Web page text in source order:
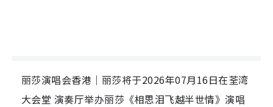
丽莎演唱会香港｜丽莎将于2026年07月16日在荃湾
大会堂 演奏厅举办丽莎《相思泪飞越半世情》演唱